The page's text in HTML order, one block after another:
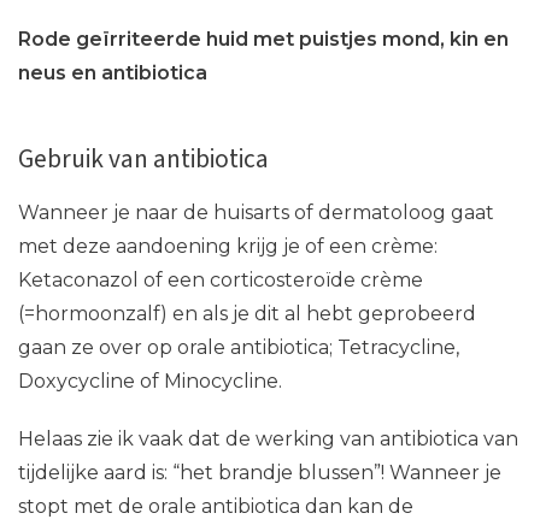
Rode geïrriteerde huid met puistjes mond, kin en
neus en antibiotica
Gebruik van antibiotica
Wanneer je naar de huisarts of dermatoloog gaat
met deze aandoening krijg je of een crème:
Ketaconazol of een corticosteroïde crème
(=hormoonzalf) en als je dit al hebt geprobeerd
gaan ze over op orale antibiotica; Tetracycline,
Doxycycline of Minocycline.
Helaas zie ik vaak dat de werking van antibiotica van
tijdelijke aard is: “het brandje blussen”! Wanneer je
stopt met de orale antibiotica dan kan de